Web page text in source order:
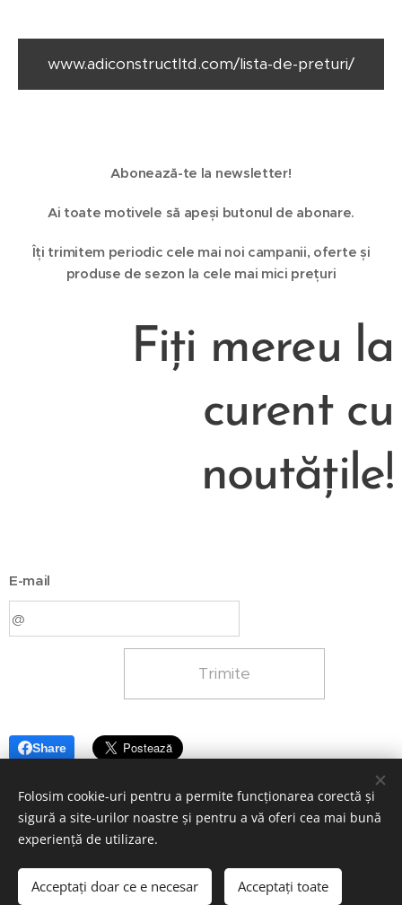
www.adiconstructltd.com/lista-de-preturi/
Abonează-te la newsletter!
Ai toate motivele să apeși butonul de abonare.
Îți trimitem periodic cele mai noi campanii, oferte și
produse de sezon la cele mai mici prețuri
Fiți mereu la
curent cu
noutățile!
E-mail
Trimite
Share
© 2026 COPYRIGHT Adi Construct LTD
MADE BY Lemon Marketing LTD – Fresh Ideas - Real Impact.
Folosim cookie-uri pentru a permite funcționarea corectă și
sigură a site-urilor noastre și pentru a vă oferi cea mai bună
experiență de utilizare.
Acceptați doar ce e necesar Acceptați toate